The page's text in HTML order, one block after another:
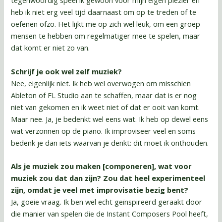
heb ik niet erg veel tijd daarnaast om op te treden of te
oefenen ofzo. Het lijkt me op zich wel leuk, om een groep
mensen te hebben om regelmatiger mee te spelen, maar
dat komt er niet zo van.
Schrijf je ook wel zelf muziek?
Nee, eigenlijk niet. Ik heb wel overwogen om misschien
Ableton of FL Studio aan te schaffen, maar dat is er nog
niet van gekomen en ik weet niet of dat er ooit van komt.
Maar nee. Ja, je bedenkt wel eens wat. Ik heb op dewel eens
wat verzonnen op de piano. Ik improviseer veel en soms
bedenk je dan iets waarvan je denkt: dit moet ik onthouden.
Als je muziek zou maken [componeren], wat voor
muziek zou dat dan zijn? Zou dat heel experimenteel
zijn, omdat je veel met improvisatie bezig bent?
Ja, goeie vraag. Ik ben wel echt geïnspireerd geraakt door
die manier van spelen die de Instant Composers Pool heeft,